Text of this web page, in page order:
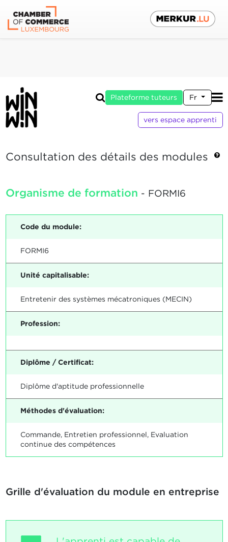
Plateforme tuteurs Fr
vers espace apprenti
Consultation des détails des modules
Organisme de formation - FORMI6
Code du module:
FORMI6
Unité capitalisable:
Entretenir des systèmes mécatroniques (MECIN)
Profession:
Diplôme / Certificat:
Diplôme d'aptitude professionnelle
Méthodes d'évaluation:
Commande, Entretien professionnel, Evaluation
continue des compétences
Grille d'évaluation du module en entreprise